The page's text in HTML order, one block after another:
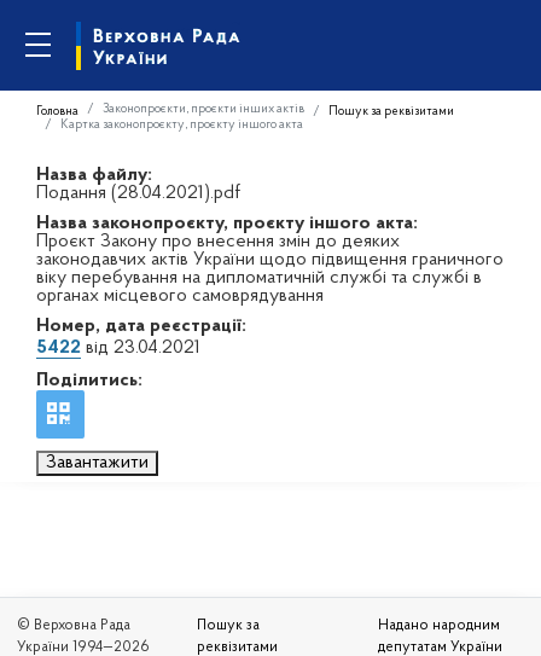
Головна Законопроєкти, проєкти інших актів
Пошук за реквізитами
Картка законопроєкту, проєкту іншого акта
Назва файлу:
Подання (28.04.2021).pdf
Назва законопроєкту, проєкту іншого акта:
Проєкт Закону про внесення змін до деяких
законодавчих актів України щодо підвищення граничного
віку перебування на дипломатичній службі та службі в
органах місцевого самоврядування
Номер, дата реєстрації:
5422 від 23.04.2021
Поділитись:
Завантажити
© Верховна Рада
України 1994—2026
Пошук за
реквізитами
Надано народним
депутатам України